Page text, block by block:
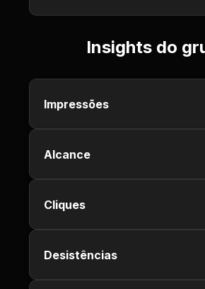
Insights do
Impressões
Alcance
Cliques
Desistências